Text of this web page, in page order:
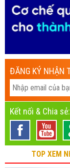
ĐĂNG KÝ NHẬN
Kết nối & Chia sẻ:
TOP XEM